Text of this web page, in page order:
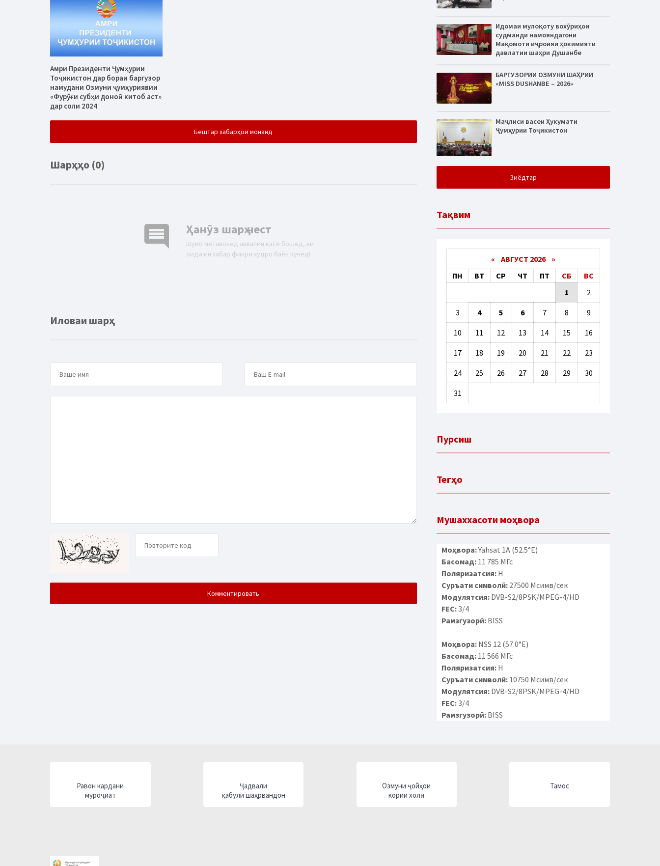
Амри Президенти Ҷумҳурии
Тоҷикистон дар бораи баргузор
намудани Озмуни ҷумҳуриявии
«Фурӯғи субҳи доноӣ китоб аст»
дар соли 2024
Бештар хабарҳои монанд
Шарҳҳо (0)
comment Ҳанӯз шарҳ нест
Шумо метавонед аввалин касе бошед, ки
оиди ин хабар фикри худро баён кунед!
Иловаи шарҳ
Идомаи мулоқоту вохӯриҳои
судманди намояндагони
Мақомоти иҷроияи ҳокимияти
давлатии шаҳри Душанбе
БАРГУЗОРИИ ОЗМУНИ ШАҲРИИ
«MISS DUSHANBE – 2026»
Маҷлиси васеи Ҳукумати
Ҷумҳурии Тоҷикистон
Зиёдтар
Тақвим
« АВГУСТ 2026 »
ПН
ВТ СР ЧТ ПТ СБ
ВС
1
2
3 4 5 6 7 8 9
10 11 12 13 14 15 16
17 18 19 20 21 22 23
24 25 26 27 28 29 30
31
Пурсиш
Тегҳо
Мушаххасоти моҳвора
Моҳвора:Yahsat 1A (52.5°E)
Басомад:11 785 МГс
Поляризатсия:H
Суръати символӣ:27500 Мсимв/сек
Модулятсия:DVB-S2/8PSK/MPEG-4/HD
FEC:3/4
Рамзгузорӣ:BISS
Моҳвора:NSS 12 (57.0°E)
Басомад:11 566 МГс
Поляризатсия:H
Суръати символӣ:10750 Мсимв/сек
Модулятсия:DVB-S2/8PSK/MPEG-4/HD
FEC:3/4
Рамзгузорӣ:BISS
Равон кардани
муроҷиат
Ҷадвали
қабули шаҳрвандон
Озмуни ҷойҳои
кории холӣ
Тамос